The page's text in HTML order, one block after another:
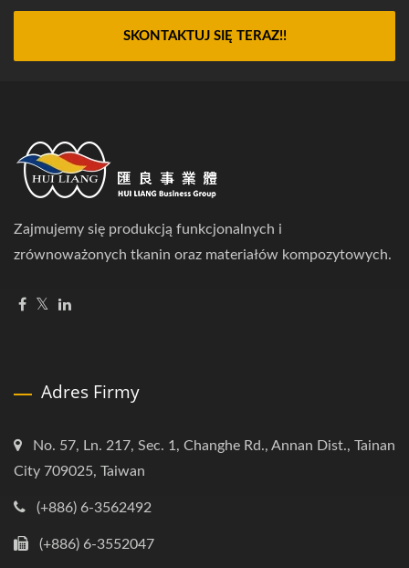
SKONTAKTUJ SIĘ TERAZ!!
Zajmujemy się produkcją funkcjonalnych i
zrównoważonych tkanin oraz materiałów kompozytowych.
Adres Firmy
No. 57, Ln. 217, Sec. 1, Changhe Rd., Annan Dist., Tainan
City 709025, Taiwan
(+886) 6-3562492
(+886) 6-3552047